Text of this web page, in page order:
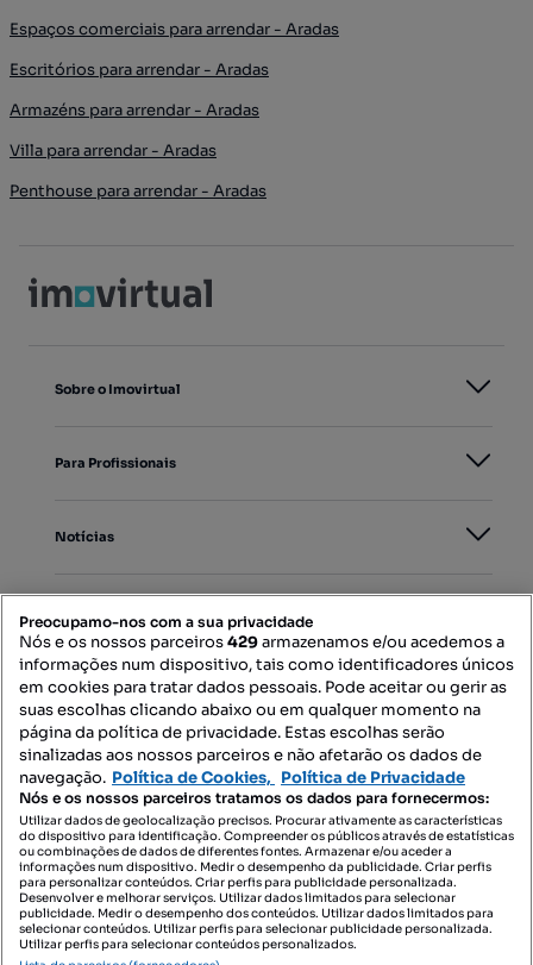
Espaços comerciais para arrendar - Aradas
Escritórios para arrendar - Aradas
Armazéns para arrendar - Aradas
Villa para arrendar - Aradas
Penthouse para arrendar - Aradas
Sobre o Imovirtual
Para Profissionais
Notícias
Mapa do Site
Contacte-nos
SIGA-NOS:
DESCARREGAR NA:
Preocupamo-nos com a sua privacidade
Nós e os nossos parceiros429armazenamos e/ou acedemos a
informações num dispositivo, tais como identificadores únicos
em cookies para tratar dados pessoais. Pode aceitar ou gerir as
suas escolhas clicando abaixo ou em qualquer momento na
página da política de privacidade. Estas escolhas serão
sinalizadas aos nossos parceiros e não afetarão os dados de
navegação. Política de Cookies, Política de Privacidade
Nós e os nossos parceiros tratamos os dados para fornecermos:
Utilizar dados de geolocalização precisos. Procurar ativamente as características
do dispositivo para identificação. Compreender os públicos através de estatísticas
ou combinações de dados de diferentes fontes. Armazenar e/ou aceder a
informações num dispositivo. Medir o desempenho da publicidade. Criar perfis
para personalizar conteúdos. Criar perfis para publicidade personalizada.
Desenvolver e melhorar serviços. Utilizar dados limitados para selecionar
publicidade. Medir o desempenho dos conteúdos. Utilizar dados limitados para
selecionar conteúdos. Utilizar perfis para selecionar publicidade personalizada.
Utilizar perfis para selecionar conteúdos personalizados.